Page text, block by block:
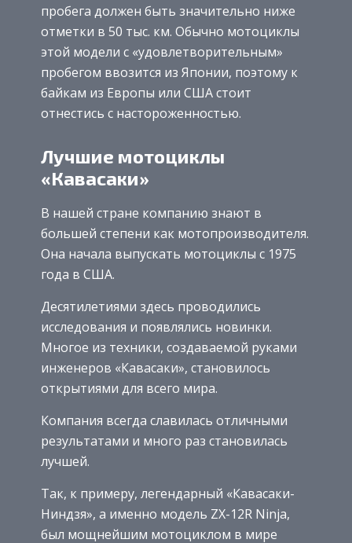
пробега должен быть значительно ниже
отметки в 50 тыс. км. Обычно мотоциклы
этой модели с «удовлетворительным»
пробегом ввозится из Японии, поэтому к
байкам из Европы или США стоит
отнестись с настороженностью.
Лучшие мотоциклы
«Кавасаки»
В нашей стране компанию знают в
большей степени как мотопроизводителя.
Она начала выпускать мотоциклы с 1975
года в США.
Десятилетиями здесь проводились
исследования и появлялись новинки.
Многое из техники, создаваемой руками
инженеров «Кавасаки», становилось
открытиями для всего мира.
Компания всегда славилась отличными
результатами и много раз становилась
лучшей.
Так, к примеру, легендарный «Кавасаки-
Ниндзя», а именно модель ZX-12R Ninja,
был мощнейшим мотоциклом в мире